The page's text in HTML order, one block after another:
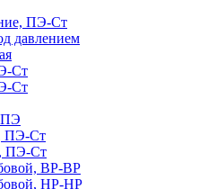
ПЭ-Ст
давлением
Ст
Ст
ПЭ
ПЭ-Ст
ПЭ-Ст
ВР-ВР
НР-НР